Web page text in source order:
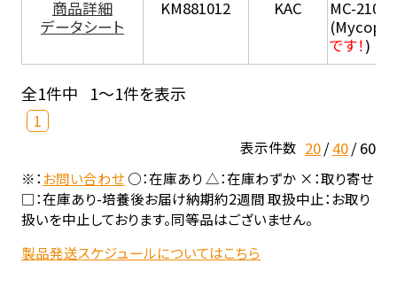
商品詳細
データシート
KM881012 KAC
MC-210 (
です！)
全1件中 1～1件を表示
1
表示件数 20 40 60
※：お問い合わせ○：在庫あり △：在庫わずか ×：取り寄せ
□：在庫あり-培養後お届け納期約2週間 取扱中止：お取り
扱いを中止しております。同等品はございません。
製品発送スケジュールについてはこちら